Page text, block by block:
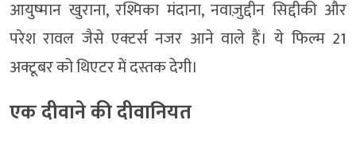
आयुष्मान खुराना, रश्मिका मंदाना, नवाज़ुद्दीन सिद्दीकी और
परेश रावल जैसे एक्टर्स नजर आने वाले हैं। ये फिल्म 21
अक्टूबर को थिएटर में दस्तक देगी।
एक दीवाने की दीवानियत